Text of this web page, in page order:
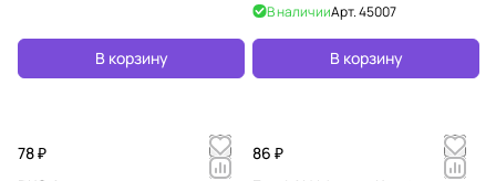
В корзину
В наличииАрт.45007
В корзину
78 ₽
86 ₽